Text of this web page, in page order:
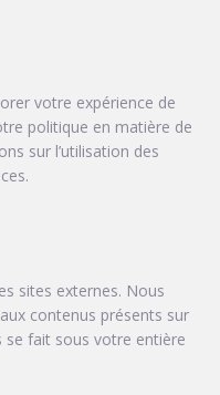
votre expérience de
politique en matière de
sur l’utilisation des
sites externes. Nous
contenus présents sur
se fait sous votre entière